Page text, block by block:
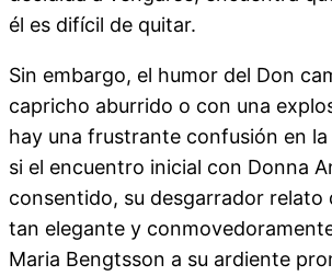
él es difícil de quitar.
Sin embargo, el humor del Don
capricho aburrido o con una
hay una frustrante confusión en
si el encuentro inicial con Donna
consentido, su desgarrador relato
tan elegante y
Maria Bengtsson a su ardiente